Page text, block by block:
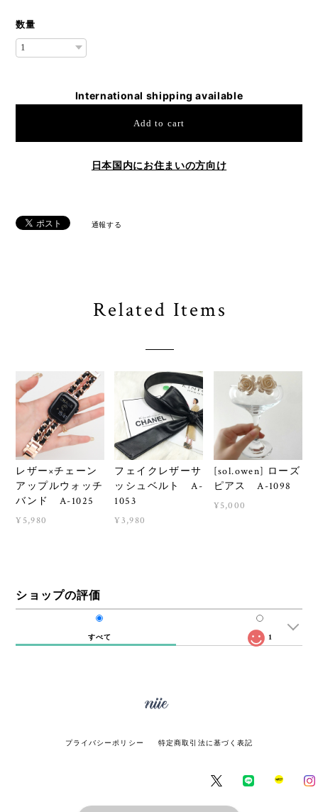
数量
International shipping available
Add to cart
日本国内にお住まいの方向け
通報する
Related Items
レザー×チェーン
アップルウォッチ
バンド A-1025
¥5,980
フェイクレザーサ
ッシュベルト A-
1053
¥3,980
[sol.owen] ローズ
ピアス A-1098
¥5,000
ショップの評価
すべて 1
プライバシーポリシー 特定商取引法に基づく表記